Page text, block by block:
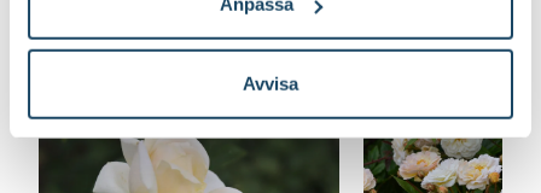
Avvisa
Lär dig mer om rosor